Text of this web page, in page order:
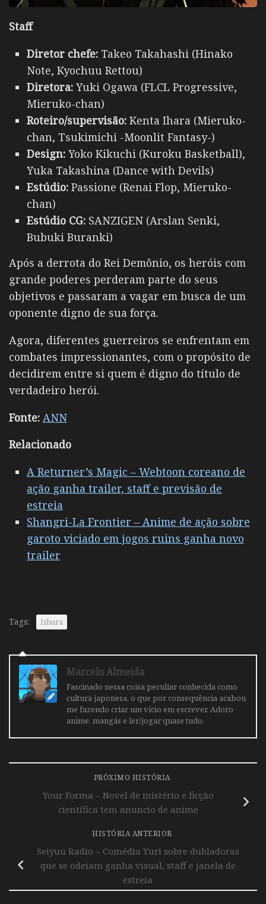
Staff
Diretor chefe: Takeo Takahashi (Hinako
Note, Kyochuu Rettou)
Diretora: Yuki Ogawa (FLCL Progressive,
Mieruko-chan)
Roteiro/supervisão: Kenta Ihara (Mieruko-
chan, Tsukimichi -Moonlit Fantasy-)
Design: Yoko Kikuchi (Kuroku Basketball),
Yuka Takashina (Dance with Devils)
Estúdio: Passione (Renai Flop, Mieruko-
chan)
Estúdio CG: SANZIGEN (Arslan Senki,
Bubuki Buranki)
Após a derrota do Rei Demônio, os heróis com
grande poderes perderam parte do seus
objetivos e passaram a vagar em busca de um
oponente digno de sua força.
Agora, diferentes guerreiros se enfrentam em
combates impressionantes, com o propósito de
decidirem entre si quem é digno do título de
verdadeiro herói.
Fonte: ANN
Relacionado
A Returner’s Magic – Webtoon coreano de
ação ganha trailer, staff e previsão de
estreia
Shangri-La Frontier – Anime de ação sobre
garoto viciado em jogos ruins ganha novo
trailer
Tags: Ishura
Marcelo Almeida
Fascinado nessa coisa peculiar conhecida como
cultura japonesa, o que por consequência acabou
me fazendo criar um vicio em escrever. Adoro
anime, mangás e ler/jogar quase tudo.
PRÓXIMO HISTÓRIA
Your Forma – Novel de mistério e ficção
científica tem anuncio de anime
HISTÓRIA ANTERIOR
Seiyuu Radio – Comédia Yuri sobre dubladoras
que se odeiam ganha visual, staff e janela de
estreia